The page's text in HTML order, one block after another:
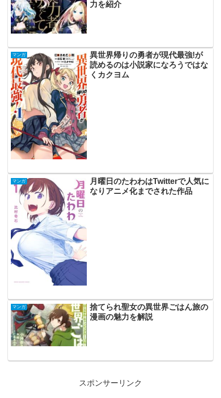
力を紹介
マンガ
異世界帰りの勇者が現代最強!が
読めるのは小説家になろうではな
くカクヨム
マンガ
月曜日のたわわはTwitterで人気に
なりアニメ化までされた作品
マンガ
捨てられ聖女の異世界ごはん旅の
漫画の魅力を解説
スポンサーリンク